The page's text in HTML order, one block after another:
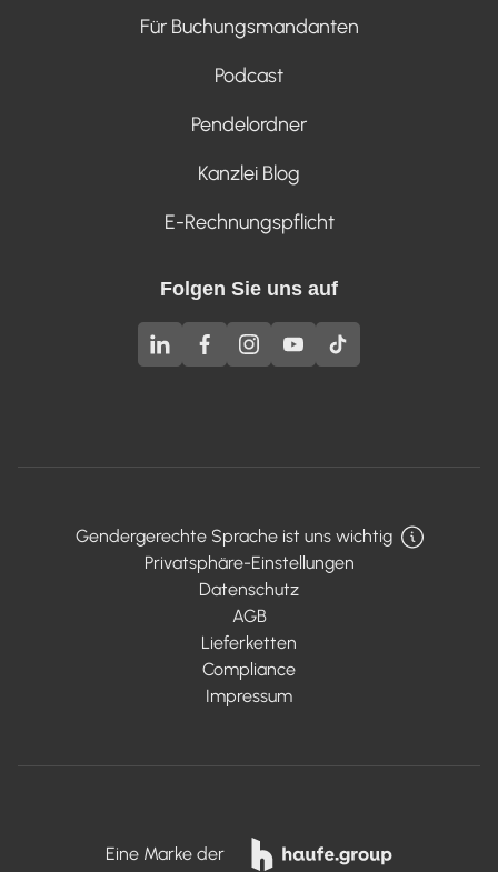
Für Buchungsmandanten
Podcast
Pendelordner
Kanzlei Blog
E-Rechnungspflicht
Folgen Sie uns auf
Privatsphäre-Einstellungen
Datenschutz
AGB
Lieferketten
Compliance
Impressum
Gendergerechte Sprache ist uns wichtig
Eine Marke der